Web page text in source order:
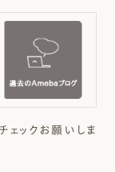
ェックお願いしま